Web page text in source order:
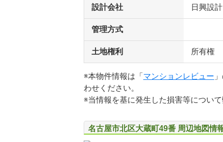
設計会社 日興設計
管理方式
土地権利 所有権
※本物件情報は「 マンションレビュー
わせください。
※当情報を基に発生した損害等につい
名古屋市北区大蔵町49番 周辺地図情